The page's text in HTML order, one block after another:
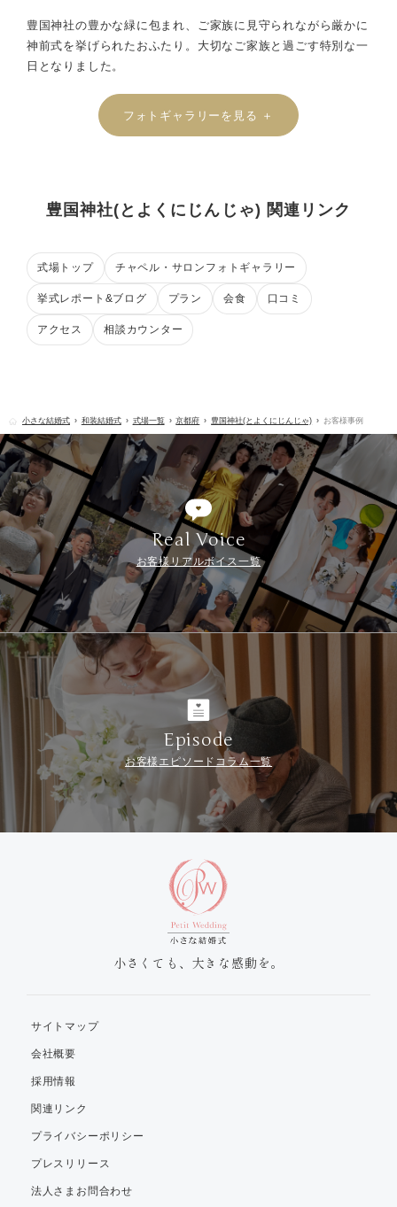
豊国神社の豊かな緑に包まれ、ご家族に見守られながら厳かに
神前式を挙げられたおふたり。大切なご家族と過ごす特別な一
日となりました。
フォトギャラリーを見る ＋
豊国神社(とよくにじんじゃ) 関連リンク
式場トップ チャペル・サロンフォトギャラリー
挙式レポート&ブログ プラン 会食 口コミ
アクセス 相談カウンター
小さな結婚式 和装結婚式 式場一覧 京都府 豊国神社(とよくにじんじゃ) お客様事例
Real Voice
お客様リアルボイス一覧
Episode
お客様エピソードコラム一覧
小さくても、大きな感動を。
サイトマップ
会社概要
採用情報
関連リンク
プライバシーポリシー
プレスリリース
法人さまお問合わせ